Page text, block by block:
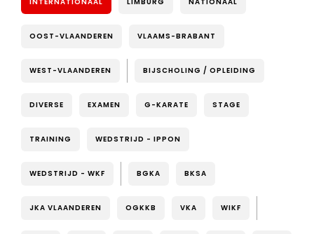
OOST-VLAANDEREN VLAAMS-BRABANT
WEST-VLAANDEREN BIJSCHOLING / OPLEIDING
DIVERSE EXAMEN G-KARATE STAGE
TRAINING WEDSTRIJD - IPPON
WEDSTRIJD - WKF BGKA BKSA
JKA VLAANDEREN OGKKB VKA WIKF